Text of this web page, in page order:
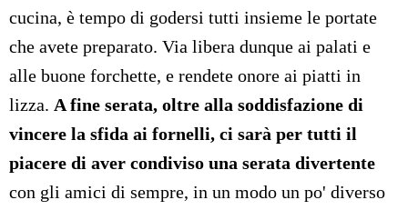
cucina, è tempo di godersi tutti insieme le portate
che avete preparato. Via libera dunque ai palati e
alle buone forchette, e rendete onore ai piatti in
lizza. A fine serata, oltre alla soddisfazione di
vincere la sfida ai fornelli, ci sarà per tutti il
piacere di aver condiviso una serata divertente
con gli amici di sempre, in un modo un po' diverso